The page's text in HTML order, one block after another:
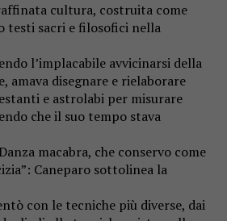
cultura, costruita come
testi sacri e filosofici nella
l’implacabile avvicinarsi della
amava disegnare e rielaborare
e astrolabi per misurare
che il suo tempo stava
macabra, che conservo come
Caneparo sottolinea la
con le tecniche più diverse, dai